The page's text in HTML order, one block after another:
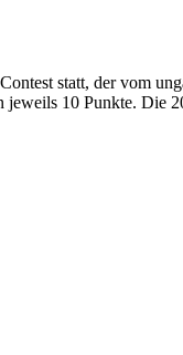
statt, der vom
10 Punkte. Die